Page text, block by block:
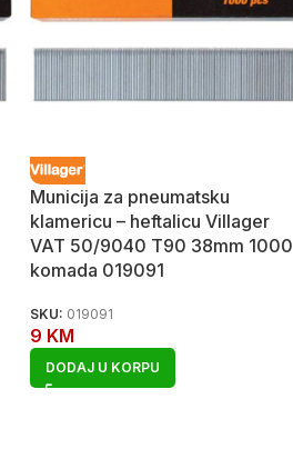
Municija za pneumatsku
klamericu – heftalicu Villager
VAT 50/9040 T90 38mm 1000
komada 019091
SKU: 019091
9 KM
DODAJ U KORPU